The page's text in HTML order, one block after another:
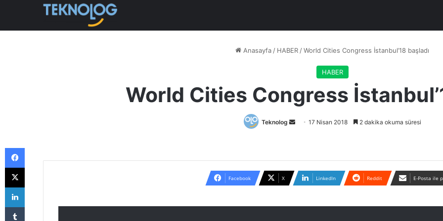
Anasayfa / HABER /World Cities Congress İstanbul’18 başladı
HABER
World Cities Congress
Teknolog
Bir
17 Nisan 2018 2 dakika okuma süresi
Facebook X LinkedIn Reddit E-Posta ile
Facebook
X
LinkedIn
Tumblr